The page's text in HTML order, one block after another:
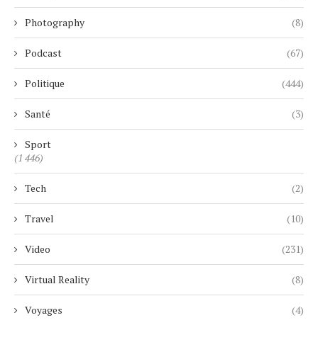
Photography (8)
Podcast (67)
Politique (444)
Santé (3)
Sport
(1 446)
Tech (2)
Travel (10)
Video (231)
Virtual Reality (8)
Voyages (4)